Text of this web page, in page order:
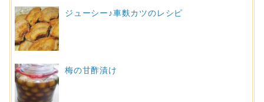
ジューシー♪車麩カツのレシピ
梅の甘酢漬け